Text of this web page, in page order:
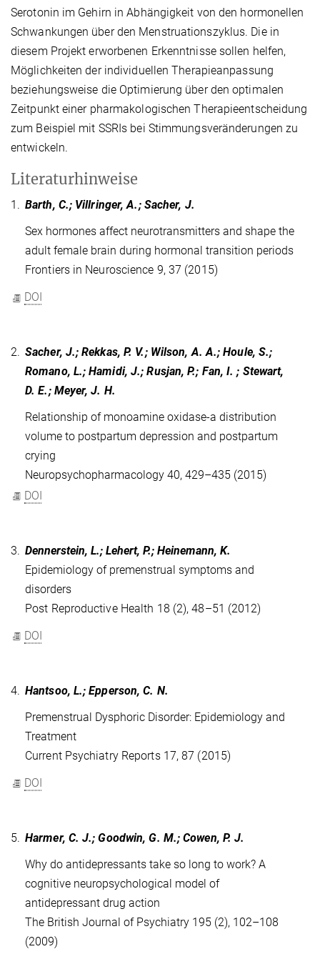
Serotonin im Gehirn in Abhängigkeit von den hormonellen
Schwankungen über den Menstruationszyklus. Die in
diesem Projekt erworbenen Erkenntnisse sollen helfen,
Möglichkeiten der individuellen Therapieanpassung
beziehungsweise die Optimierung über den optimalen
Zeitpunkt einer pharmakologischen Therapieentscheidung
zum Beispiel mit SSRIs bei Stimmungsveränderungen zu
entwickeln.
Literaturhinweise
1. Barth, C.; Villringer, A.; Sacher, J.
Sex hormones affect neurotransmitters and shape the
adult female brain during hormonal transition periods
Frontiers in Neuroscience 9, 37 (2015)
DOI
2. Sacher, J.; Rekkas, P. V.; Wilson, A. A.; Houle, S.;
Romano, L.; Hamidi, J.; Rusjan, P.; Fan, I. ; Stewart,
D. E.; Meyer, J. H.
Relationship of monoamine oxidase-a distribution
volume to postpartum depression and postpartum
crying
Neuropsychopharmacology 40, 429–435 (2015)
DOI
3. Dennerstein, L.; Lehert, P.; Heinemann, K.
Epidemiology of premenstrual symptoms and
disorders
Post Reproductive Health 18 (2), 48–51 (2012)
DOI
4. Hantsoo, L.; Epperson, C. N.
Premenstrual Dysphoric Disorder: Epidemiology and
Treatment
Current Psychiatry Reports 17, 87 (2015)
DOI
5. Harmer, C. J.; Goodwin, G. M.; Cowen, P. J.
Why do antidepressants take so long to work? A
cognitive neuropsychological model of
antidepressant drug action
The British Journal of Psychiatry 195 (2), 102–108
(2009)